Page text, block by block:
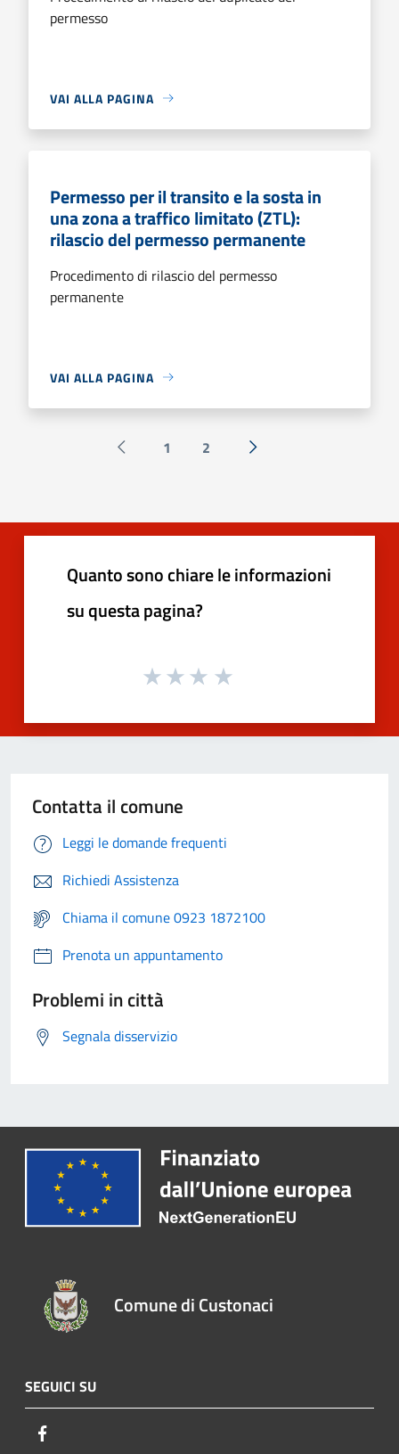
permesso
VAI ALLA PAGINA
Permesso per il transito e la sosta in
una zona a traffico limitato (ZTL):
rilascio del permesso permanente
Procedimento di rilascio del permesso
permanente
VAI ALLA PAGINA
Pagina precedente
1 2 Successiva »
Quanto sono chiare le informazioni
su questa pagina?
Contatta il comune
Leggi le domande frequenti
Richiedi Assistenza
Chiama il comune 0923 1872100
Prenota un appuntamento
Problemi in città
Segnala disservizio
Comune di Custonaci
SEGUICI SU